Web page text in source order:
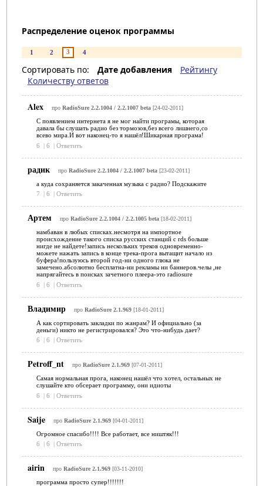
Распределение оценок программы
1 2 3 4
Сортировать по: Дате добавления
Рейтингу
Количеству ответов
Alex про RadioSure 2.2.1004 / 2.2.1007 beta[24-02-2011]
С появлением интернета я не мог найти програмы, которая
давала бы слушать радио без тормозов,без всего лишнего,со
всево мира.И вот наконец-то я нашёл!Шикарная програма!
6
| 6 | Ответить
радик про RadioSure 2.2.1004 / 2.2.1007 beta[23-02-2011]
а куда сохраняется закаченная музыка с радио? Подскажите
7
| 6 | Ответить
Артем про RadioSure 2.2.1004 / 2.2.1005 beta[18-02-2011]
намбаван в любых списках.несмотря на импортное
происхождение такого списка русских станций с rds больше
нигде не найдете!запись нескольких треков одновременно-
можете нажать запись в конце трека-прога вытащит начало из
буфера!пользуюсь второй год-ни одного глюка не
замечено.абсолютно бесплатна-ни рекламы ни баннеров.челы ,не
напрягайтесь в поисках зачетного плеера-это radiosure
6
| 6 | Ответить
Владимир про RadioSure 2.1.969[18-01-2011]
А как сортировать закладки по жанрам? И официально (за
деньги) никто не регистрировался? Это что-нибудь дает?
6
| 6 | Ответить
Petroff_nt про RadioSure 2.1.969[07-01-2011]
Самая нормальная прога, наконец нашёл что хотел, остальных не
слушайте кто обсерает программу, они идиоты
6
| 6 | Ответить
Saije про RadioSure 2.1.969[04-01-2011]
Огромное спасибо!!!! Все работает, все ништяк!!!
6
| 6 | Ответить
airin про RadioSure 2.1.969[03-11-2010]
программа просто супер!!!!!!!